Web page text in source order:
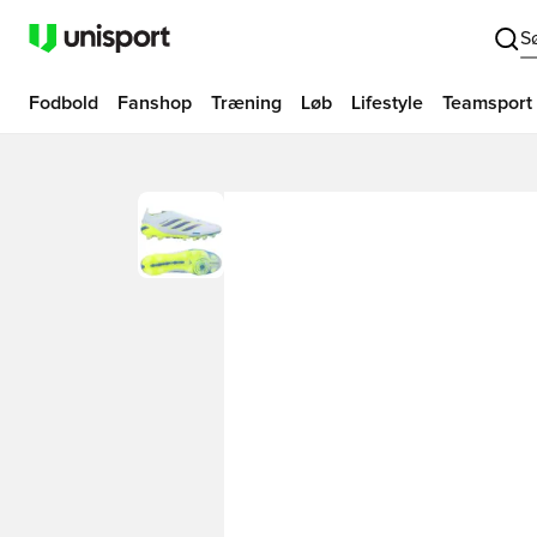
Fodbold Fanshop Træning Løb Lifestyle Teamsport